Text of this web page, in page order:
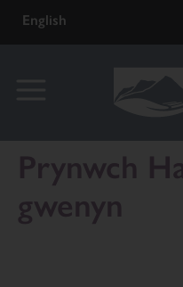
English
Prynwch
gwenyn